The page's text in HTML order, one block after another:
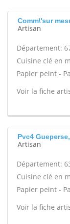
Comm\'sur
Artisan
Département:
Cuisine clé en
Papier peint -
Voir la fiche
Pvc4
Artisan
Département:
Cuisine clé en
Papier peint -
Voir la fiche